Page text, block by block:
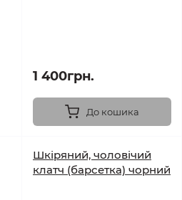
1 400грн.
До кошика
Шкіряний, чоловічий
клатч (барсетка) чорний